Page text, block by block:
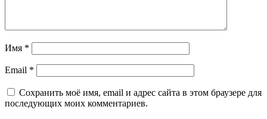
Имя *
Email *
Сохранить моё имя, email и адрес сайта в этом браузере для
последующих моих комментариев.